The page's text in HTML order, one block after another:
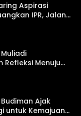
Aspirasi
IPR, Jalan
UMKM
Refleksi Menuju
Saing
Ajak
untuk Kemajuan